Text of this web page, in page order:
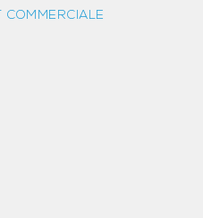
COMMERCIALE